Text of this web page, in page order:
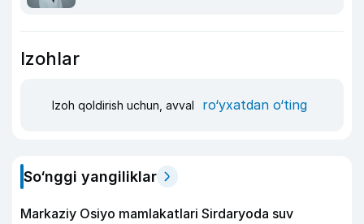
Izohlar
Izoh qoldirish uchun, avval ro‘yxatdan o‘ting
So‘nggi yangiliklar
Markaziy Osiyo mamlakatlari Sirdaryoda suv